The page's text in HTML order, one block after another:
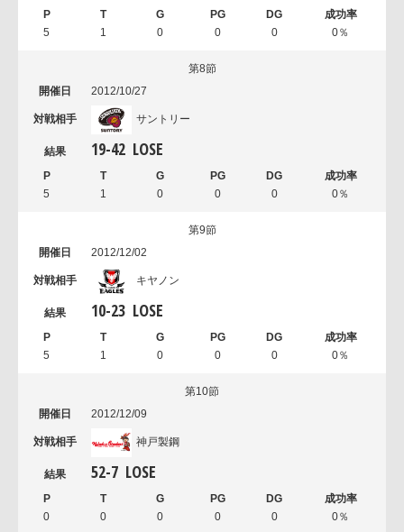
5 1 0 0 0 0％
第8節
2012/10/27
サントリー
19-42 LOSE
5 1 0 0 0 0％
第9節
2012/12/02
キヤノン
10-23 LOSE
5 1 0 0 0 0％
第10節
2012/12/09
神戸製鋼
52-7 LOSE
0 0 0 0 0 0％